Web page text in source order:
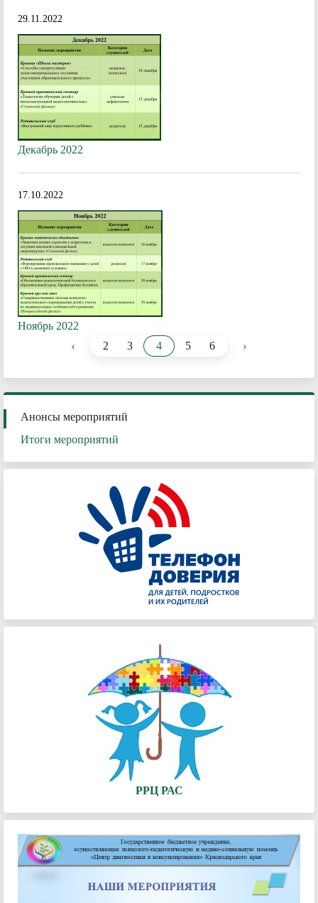
29.11.2022
Декабрь 2022
17.10.2022
Ноябрь 2022
‹ 2 3 4 5 6 ›
Анонсы мероприятий
Итоги мероприятий
РРЦ РАС